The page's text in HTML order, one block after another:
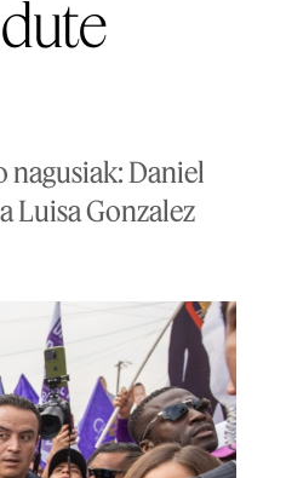
Daniel
Luisa Gonzalez